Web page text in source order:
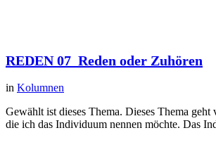
REDEN 07_Reden oder Zuhören
in Kolumnen
Gewählt ist dieses Thema. Dieses Thema geht
die ich das Individuum nennen möchte. Das